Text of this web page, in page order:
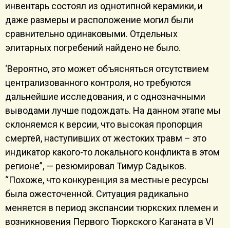
инвентарь состоял из однотипной керамики, и
даже размеры и расположение могил были
сравнительно одинаковыми. Отдельных
элитарных погребений найдено не было.
‘Вероятно, это может объясняться отсутствием
централизованного контроля, но требуются
дальнейшие исследования, и с однозначными
выводами лучше подождать. На данном этапе мы
склоняемся к версии, что высокая пропорция
смертей, наступивших от жестоких травм – это
индикатор какого-то локального конфликта в этом
регионе”, — резюмировал Тимур Садыков.
“Похоже, что конкуренция за местные ресурсы
была ожесточенной. Ситуация радикально
меняется в период экспансии тюркских племен и
возникновения Первого Тюркского Каганата в VI